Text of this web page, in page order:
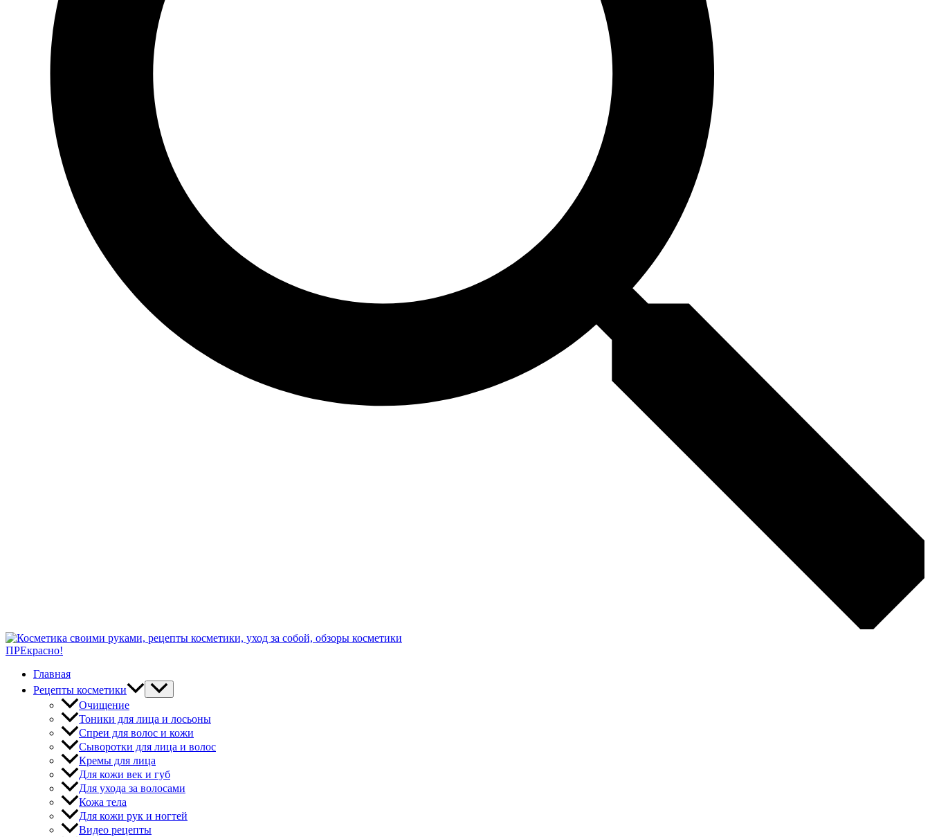
ПРЕкрасно!
Главная
Рецепты косметики
Очищение
Тоники для лица и лосьоны
Спреи для волос и кожи
Сыворотки для лица и волос
Кремы для лица
Для кожи век и губ
Для ухода за волосами
Кожа тела
Для кожи рук и ногтей
Видео рецепты